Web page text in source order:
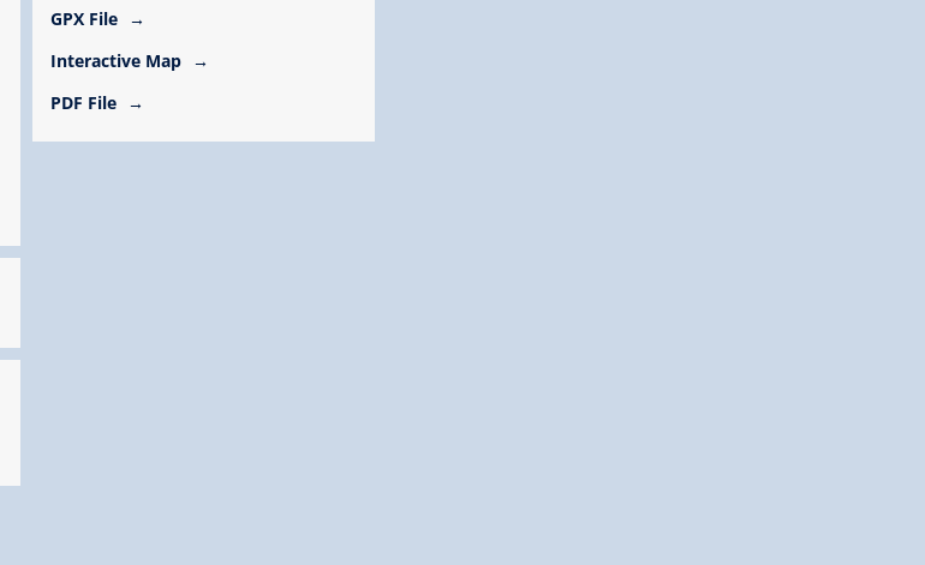
GPX File
Interactive Map
PDF File